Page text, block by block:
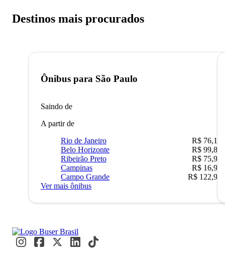
Destinos mais procurados
Ônibus para São Paulo
Saindo de
A partir de
Rio de Janeiro
R$ 76,10
Belo Horizonte
R$ 99,89
Ribeirão Preto
R$ 75,90
Campinas
R$ 16,90
Campo Grande
R$ 122,90
Ver mais ônibus